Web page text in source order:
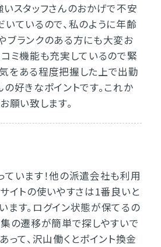
スタッフさんのおかげで不安
いているので、私のように年齢
ブランクのある方にも大変お
ミ機能も充実しているので緊
をある程度把握した上で出勤
好きなポイントです。これか
願い致します。
ています！他の派遣会社も利用
イトの使いやすさは1番良いと
ます。ログイン状態が保てるの
集の遷移が簡単で探しやすいで
って、沢山働くとポイント換金